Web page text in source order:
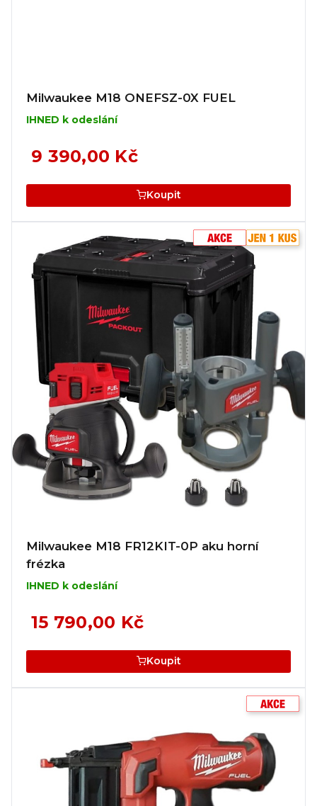
Milwaukee M18 ONEFSZ-0X FUEL
IHNED k odeslání
9 390,00 Kč
Koupit
Milwaukee M18 FR12KIT-0P aku horní
frézka
IHNED k odeslání
15 790,00 Kč
Koupit